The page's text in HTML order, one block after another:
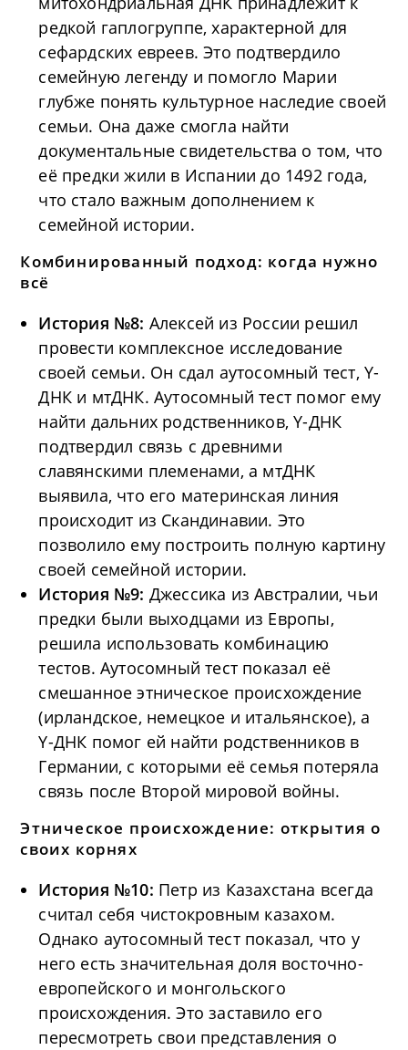
редкой гаплогруппе, характерной для
сефардских евреев. Это подтвердило
семейную легенду и помогло Марии
глубже понять культурное наследие своей
семьи. Она даже смогла найти
документальные свидетельства о том, что
её предки жили в Испании до 1492 года,
что стало важным дополнением к
семейной истории.
Комбинированный подход: когда нужно
всё
История №8: Алексей из России решил
провести комплексное исследование
своей семьи. Он сдал аутосомный тест, Y-
ДНК и мтДНК. Аутосомный тест помог ему
найти дальних родственников, Y-ДНК
подтвердил связь с древними
славянскими племенами, а мтДНК
выявила, что его материнская линия
происходит из Скандинавии. Это
позволило ему построить полную картину
своей семейной истории.
История №9: Джессика из Австралии, чьи
предки были выходцами из Европы,
решила использовать комбинацию
тестов. Аутосомный тест показал её
смешанное этническое происхождение
(ирландское, немецкое и итальянское), а
Y-ДНК помог ей найти родственников в
Германии, с которыми её семья потеряла
связь после Второй мировой войны.
Этническое происхождение: открытия о
своих корнях
История №10: Петр из Казахстана всегда
считал себя чистокровным казахом.
Однако аутосомный тест показал, что у
него есть значительная доля восточно-
европейского и монгольского
происхождения. Это заставило его
пересмотреть свои представления о